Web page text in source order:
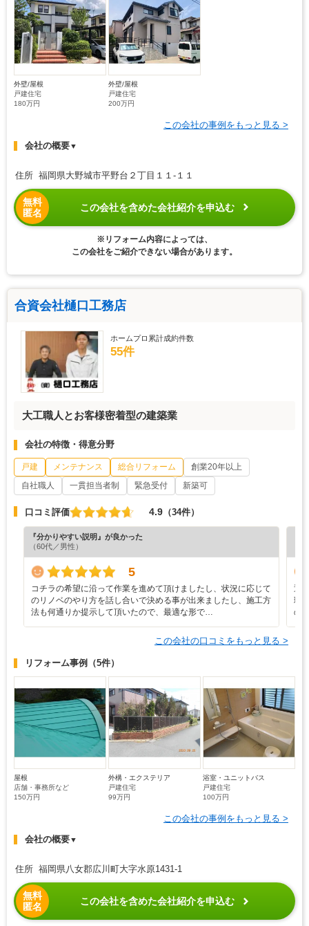
外壁/屋根
戸建住宅
180万円
外壁/屋根
戸建住宅
200万円
この会社の事例をもっと見る >
会社の概要▼
住所 福岡県大野城市平野台２丁目１１-１１
無料
匿名
この会社を含めた会社紹介を申込む
※リフォーム内容によっては、
この会社をご紹介できない場合があります。
合資会社樋口工務店
ホームプロ累計成約件数
55件
大工職人とお客様密着型の建築業
会社の特徴・得意分野
戸建 メンテナンス 総合リフォーム
創業20年以上
自社職人
一貫担当者制 緊急受付 新築可
口コミ評価 4.9 （34件）
『分かりやすい説明』が良かった
（60代／男性）
5
コチラの希望に沿って作業を進めて頂けましたし、状況に応じて
のリノベのやり方を話し合いで決める事が出来ましたし、施工方
法も何通りか提示して頂いたので、最適な形で…
迅
理
の
この会社の口コミをもっと見る >
リフォーム事例 （5件）
屋根
店舗・事務所など
150万円
外構・エクステリア
戸建住宅
99万円
浴室・ユニットバス
戸建住宅
100万円
この会社の事例をもっと見る >
会社の概要▼
住所 福岡県八女郡広川町大字水原1431-1
無料
匿名
この会社を含めた会社紹介を申込む